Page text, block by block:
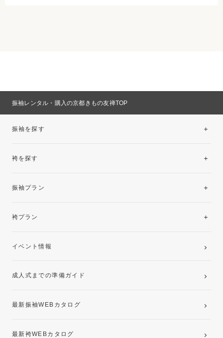
振袖レンタル・購入の京都きもの友禅TOP
振袖を探す
袴を探す
振袖プラン
レンタルプラン
袴プラン
卒業袴レンタルプラン
イベント情報
成人式までの準備ガイド
最新振袖WEBカタログ
最新袴WEBカタログ